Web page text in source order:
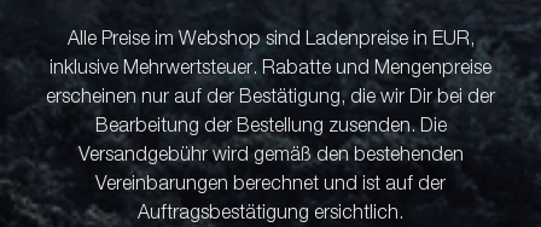
Alle Preise im Webshop sind Ladenpreise in EUR,
inklusive Mehrwertsteuer. Rabatte und Mengenpreise
erscheinen nur auf der Bestätigung, die wir Dir bei der
Bearbeitung der Bestellung zusenden. Die
Versandgebühr wird gemäß den bestehenden
Vereinbarungen berechnet und ist auf der
Auftragsbestätigung ersichtlich.